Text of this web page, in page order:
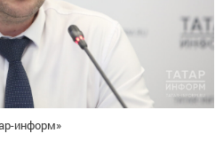
информ»